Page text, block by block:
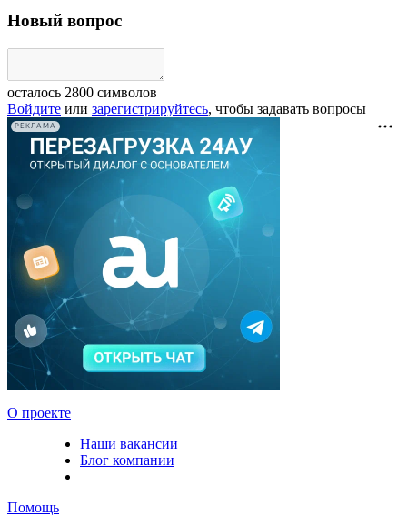
Новый вопрос
осталось 2800 символов
Войдите или зарегистрируйтесь, чтобы задавать вопросы
РЕКЛАМА
О проекте
Наши вакансии
Блог компании
Помощь